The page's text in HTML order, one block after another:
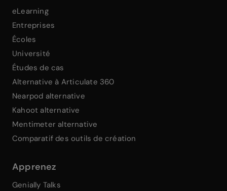
eLearning
Entreprises
Écoles
Université
Études de cas
Alternative à Articulate 360
Nearpod alternative
Kahoot alternative
Mentimeter alternative
Comparatif des outils de création
Apprenez
Genially Talks